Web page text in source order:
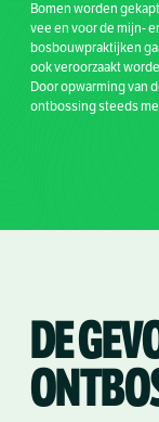
Bomen worden
vee en voor de mijn-
bosbouwpraktijken
ook veroorzaakt
Door opwarming van
ontbossing steeds
DE